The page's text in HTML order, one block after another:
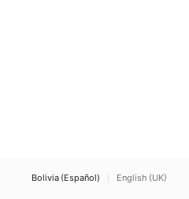
Bolivia (Español) English (UK)